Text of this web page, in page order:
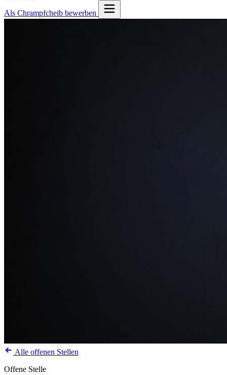
Als Chrampfcheib bewerben
Alle offenen Stellen
Offene Stelle